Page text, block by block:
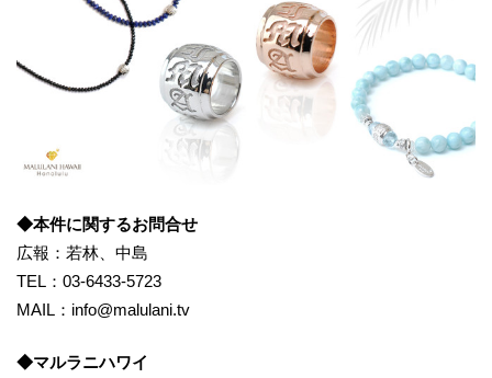
◆本件に関するお問合せ
広報：若林、中島
TEL：03-6433-5723
MAIL：info@malulani.tv
◆マルラニハワイ